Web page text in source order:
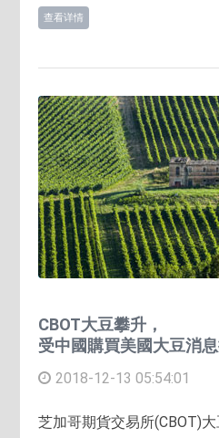
查看详情
CBOT大豆攀升，
受中國購買美國大豆消
2018-12-13 05:54:01
芝加哥期貨交易所(CBOT)